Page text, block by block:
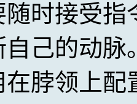
随时接受
自己的动
在脖领上配